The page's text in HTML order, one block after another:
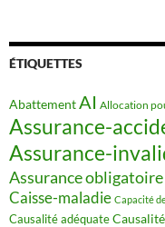
ÉTIQUETTES
AbattementAI Allocation
Assurance-
Assurance-
Assurance obligatoire
Caisse-maladie Capacité
Causalité adéquate